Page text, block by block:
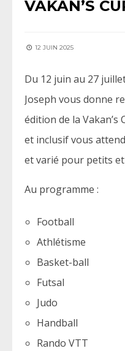
VAKAN’S
12 JUIN 2025
Du 12 juin au 27
Joseph vous donne
édition de la
et inclusif vous
et varié pour petits
Au programme :
Football
Athlétisme
Basket-ball
Futsal
Judo
Handball
Rando VTT